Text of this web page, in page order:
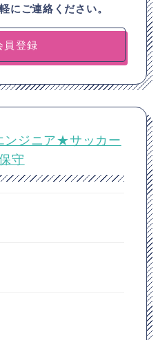
にご連絡ください。
員登録
ンジニア★サッカー
守